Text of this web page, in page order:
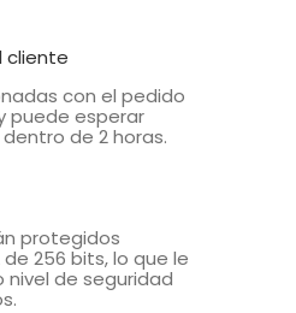
cliente
con el pedido
puede esperar
de 2 horas.
protegidos
256 bits, lo que le
de seguridad